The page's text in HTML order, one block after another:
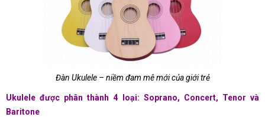
Đàn Ukulele – niềm đam mê mới của giới trẻ
Ukulele được phân thành 4 loại: Soprano, Concert, Tenor và
Baritone